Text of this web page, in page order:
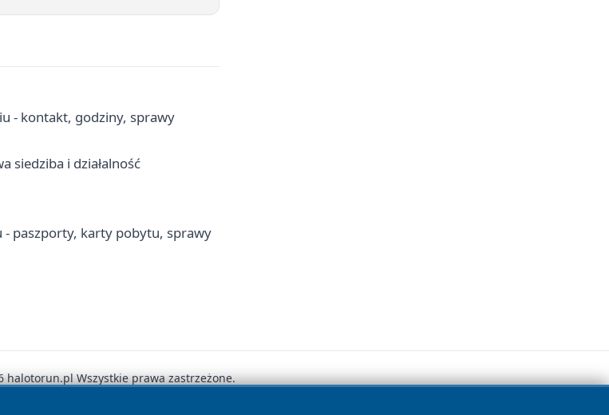
- kontakt, godziny, sprawy
siedziba i działalność
- paszporty, karty pobytu, sprawy
halotorun.pl Wszystkie prawa zastrzeżone.